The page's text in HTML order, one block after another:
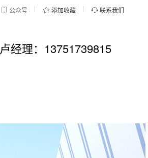
公众号 添加收藏 联系我们
卢经理：13751739815